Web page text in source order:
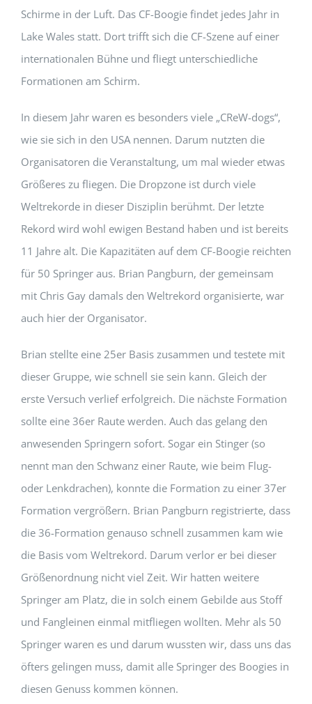
Schirme in der Luft. Das CF-Boogie findet jedes Jahr in
Lake Wales statt. Dort trifft sich die CF-Szene auf einer
internationalen Bühne und fliegt unterschiedliche
Formationen am Schirm.
In diesem Jahr waren es besonders viele „CReW-dogs“,
wie sie sich in den USA nennen. Darum nutzten die
Organisatoren die Veranstaltung, um mal wieder etwas
Größeres zu fliegen. Die Dropzone ist durch viele
Weltrekorde in dieser Disziplin berühmt. Der letzte
Rekord wird wohl ewigen Bestand haben und ist bereits
11 Jahre alt. Die Kapazitäten auf dem CF-Boogie reichten
für 50 Springer aus. Brian Pangburn, der gemeinsam
mit Chris Gay damals den Weltrekord organisierte, war
auch hier der Organisator.
Brian stellte eine 25er Basis zusammen und testete mit
dieser Gruppe, wie schnell sie sein kann. Gleich der
erste Versuch verlief erfolgreich. Die nächste Formation
sollte eine 36er Raute werden. Auch das gelang den
anwesenden Springern sofort. Sogar ein Stinger (so
nennt man den Schwanz einer Raute, wie beim Flug-
oder Lenkdrachen), konnte die Formation zu einer 37er
Formation vergrößern. Brian Pangburn registrierte, dass
die 36-Formation genauso schnell zusammen kam wie
die Basis vom Weltrekord. Darum verlor er bei dieser
Größenordnung nicht viel Zeit. Wir hatten weitere
Springer am Platz, die in solch einem Gebilde aus Stoff
und Fangleinen einmal mitfliegen wollten. Mehr als 50
Springer waren es und darum wussten wir, dass uns das
öfters gelingen muss, damit alle Springer des Boogies in
diesen Genuss kommen können.